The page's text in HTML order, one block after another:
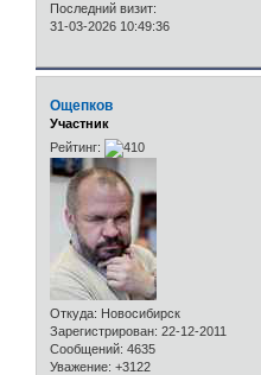
Последний визит:
31-03-2026 10:49:36
Ощепков
Участник
Рейтинг:
Откуда: Новосибирск
Зарегистрирован: 22-12-2011
Сообщений: 4635
Уважение: +3122